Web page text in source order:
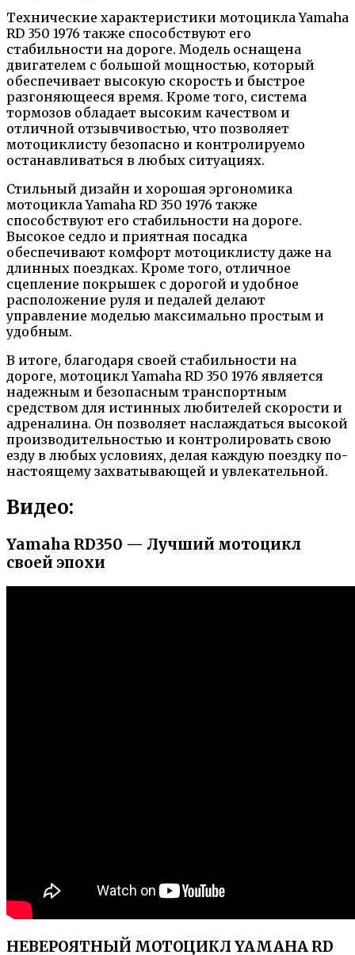
Технические характеристики мотоцикла Yamaha
RD 350 1976 также способствуют его
стабильности на дороге. Модель оснащена
двигателем с большой мощностью, который
обеспечивает высокую скорость и быстрое
разгоняющееся время. Кроме того, система
тормозов обладает высоким качеством и
отличной отзывчивостью, что позволяет
мотоциклисту безопасно и контролируемо
останавливаться в любых ситуациях.
Стильный дизайн и хорошая эргономика
мотоцикла Yamaha RD 350 1976 также
способствуют его стабильности на дороге.
Высокое седло и приятная посадка
обеспечивают комфорт мотоциклисту даже на
длинных поездках. Кроме того, отличное
сцепление покрышек с дорогой и удобное
расположение руля и педалей делают
управление моделью максимально простым и
удобным.
В итоге, благодаря своей стабильности на
дороге, мотоцикл Yamaha RD 350 1976 является
надежным и безопасным транспортным
средством для истинных любителей скорости и
адреналина. Он позволяет наслаждаться высокой
производительностью и контролировать свою
езду в любых условиях, делая каждую поездку по-
настоящему захватывающей и увлекательной.
Видео:
Yamaha RD350 — Лучший мотоцикл
своей эпохи
НЕВЕРОЯТНЫЙ МОТОЦИКЛ YAMAHA RD